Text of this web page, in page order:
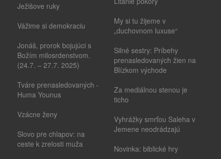
Ježišove ruky
Vážime si demokraciu
Jonáš, prorok bojujúci s
Božím milosrdenstvom.
(24.7. – 27.7. 2025)
Tváre prenasledovaných -
Huma Younus
Vzácne ženy
Slovo pre chlapov: na
ceste k zrelosti muža
My si tu žijeme v
„duchovnom luxuse“
Silné sestry: Príbehy
prenasledovaných žien na
Blízkom východe
Za mediálnou stenou je
ticho
Vyhrážky smrťou Saleha v
Jemene neodrádzajú
Novinka: biblické hry